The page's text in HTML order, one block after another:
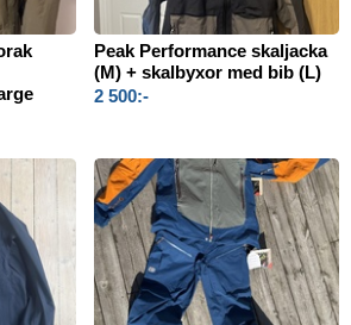
Peak Performance skaljacka
(M) + skalbyxor med bib (L)
2 500:-